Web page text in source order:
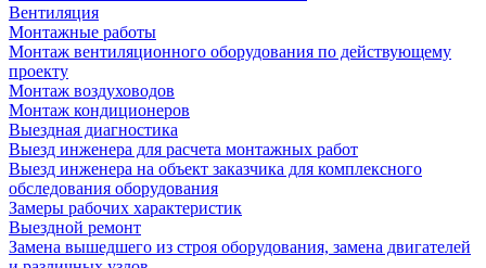
Вентиляция
Монтажные работы
Монтаж вентиляционного оборудования по действующему
проекту
Монтаж воздуховодов
Монтаж кондиционеров
Выездная диагностика
Выезд инженера для расчета монтажных работ
Выезд инженера на объект заказчика для комплексного
обследования оборудования
Замеры рабочих характеристик
Выездной ремонт
Замена вышедшего из строя оборудования, замена двигателей